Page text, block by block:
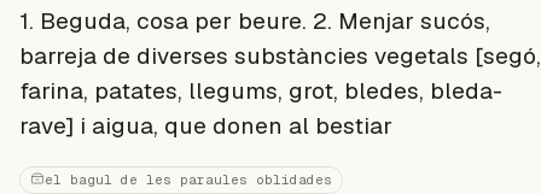
1. Beguda, cosa per beure. 2. Menjar sucós,
barreja de diverses substàncies vegetals [segó,
farina, patates, llegums, grot, bledes, bleda-
rave] i aigua, que donen al bestiar
el bagul de les paraules oblidades